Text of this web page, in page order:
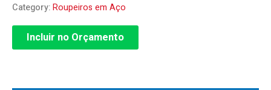
Category:Roupeiros em Aço
Incluir no Orçamento